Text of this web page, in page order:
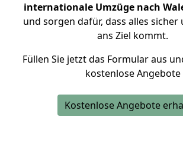
internationale Umzüge nach
und sorgen dafür, dass alles
ans Ziel kommt.
Füllen Sie jetzt das Formular aus
kostenlose Angebote
Kostenlose Angebote